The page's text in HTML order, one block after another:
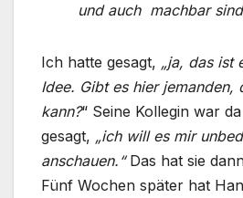
und auch machbar
Ich hatte gesagt, „ja, das ist
Idee. Gibt es hier jemanden,
kann?“ Seine Kollegin war
gesagt, „ich will es mir
anschauen.“Das hat sie
Fünf Wochen später hat